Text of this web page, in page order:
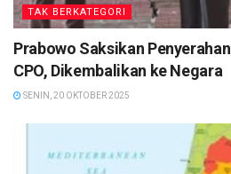
TAK BERKATEGORI
Prabowo Saksikan
CPO, Dikembalikan ke Negara
SENIN, 20 OKTOBER 2025